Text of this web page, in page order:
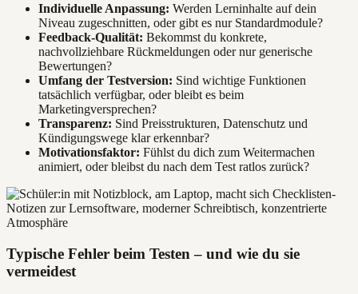
Individuelle Anpassung: Werden Lerninhalte auf dein
Niveau zugeschnitten, oder gibt es nur Standardmodule?
Feedback-Qualität: Bekommst du konkrete,
nachvollziehbare Rückmeldungen oder nur generische
Bewertungen?
Umfang der Testversion: Sind wichtige Funktionen
tatsächlich verfügbar, oder bleibt es beim
Marketingversprechen?
Transparenz: Sind Preisstrukturen, Datenschutz und
Kündigungswege klar erkennbar?
Motivationsfaktor: Fühlst du dich zum Weitermachen
animiert, oder bleibst du nach dem Test ratlos zurück?
Typische Fehler beim Testen – und wie du sie
vermeidest